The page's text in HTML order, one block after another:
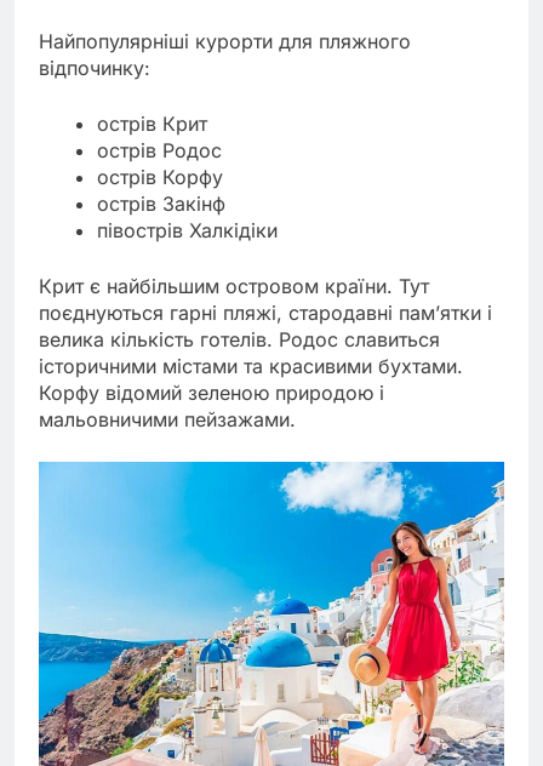
Найпопулярніші курорти для пляжного
відпочинку:
острів Крит
острів Родос
острів Корфу
острів Закінф
півострів Халкідіки
Крит є найбільшим островом країни. Тут
поєднуються гарні пляжі, стародавні пам’ятки і
велика кількість готелів. Родос славиться
історичними містами та красивими бухтами.
Корфу відомий зеленою природою і
мальовничими пейзажами.